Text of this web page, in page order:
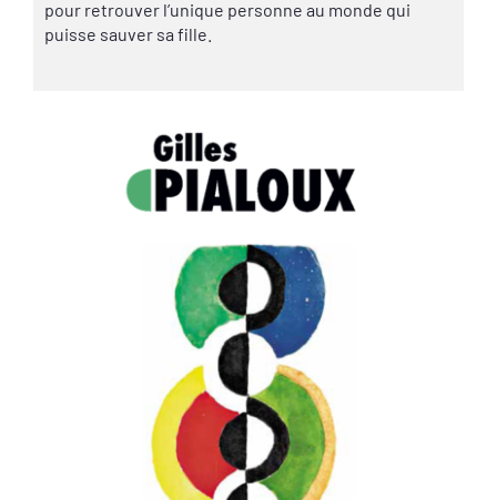
pour retrouver l’unique personne au monde qui
puisse sauver sa fille.